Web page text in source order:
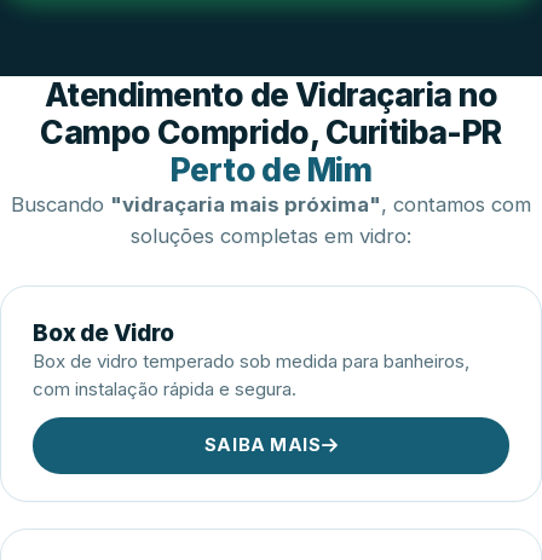
Esquadrias de Alumínio
Atendimento de Vidraçaria no
Campo Comprido, Curitiba-PR
Perto de Mim
Buscando "vidraçaria mais próxima", contamos com
soluções completas em vidro:
Box de Vidro
Box de vidro temperado sob medida para banheiros,
com instalação rápida e segura.
SAIBA MAIS